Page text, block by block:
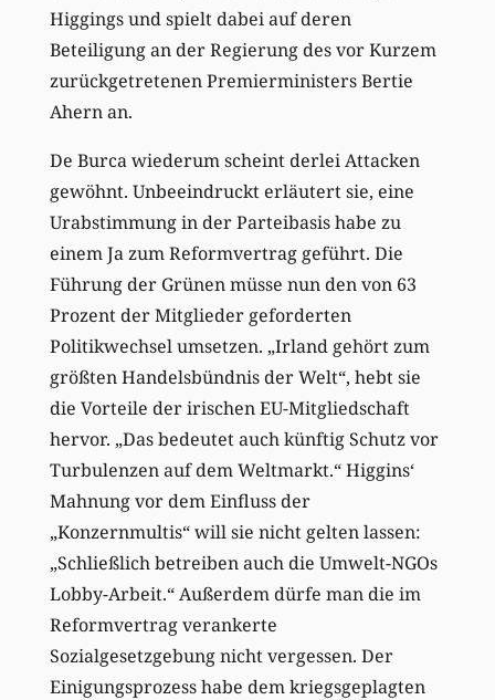
Higgings und spielt dabei auf deren
Beteiligung an der Regierung des vor Kurzem
zurückgetretenen Premierministers Bertie
Ahern an.
De Burca wiederum scheint derlei Attacken
gewöhnt. Unbeeindruckt erläutert sie, eine
Urabstimmung in der Parteibasis habe zu
einem Ja zum Reformvertrag geführt. Die
Führung der Grünen müsse nun den von 63
Prozent der Mitglieder geforderten
Politikwechsel umsetzen. „Irland gehört zum
größten Handelsbündnis der Welt“, hebt sie
die Vorteile der irischen EU-Mitgliedschaft
hervor. „Das bedeutet auch künftig Schutz vor
Turbulenzen auf dem Weltmarkt.“ Higgins‘
Mahnung vor dem Einfluss der
„Konzernmultis“ will sie nicht gelten lassen:
„Schließlich betreiben auch die Umwelt-NGOs
Lobby-Arbeit.“ Außerdem dürfe man die im
Reformvertrag verankerte
Sozialgesetzgebung nicht vergessen. Der
Einigungsprozess habe dem kriegsgeplagten